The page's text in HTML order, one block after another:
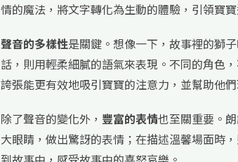
情的魔法，將文字轉化為生動的體驗，引領寶
聲音的多樣性是關鍵。想像一下，故事裡的獅
話，則用輕柔細膩的語氣來表現。不同的角色
誇張能更有效地吸引寶寶的注意力，並幫助他
除了聲音的變化外， 豐富的表情也至關重要。
大眼睛，做出驚訝的表情；在描述溫馨場面時